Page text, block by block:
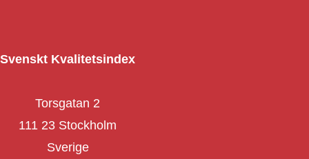
Svenskt Kvalitetsindex
Torsgatan 2
111 23 Stockholm
Sverige